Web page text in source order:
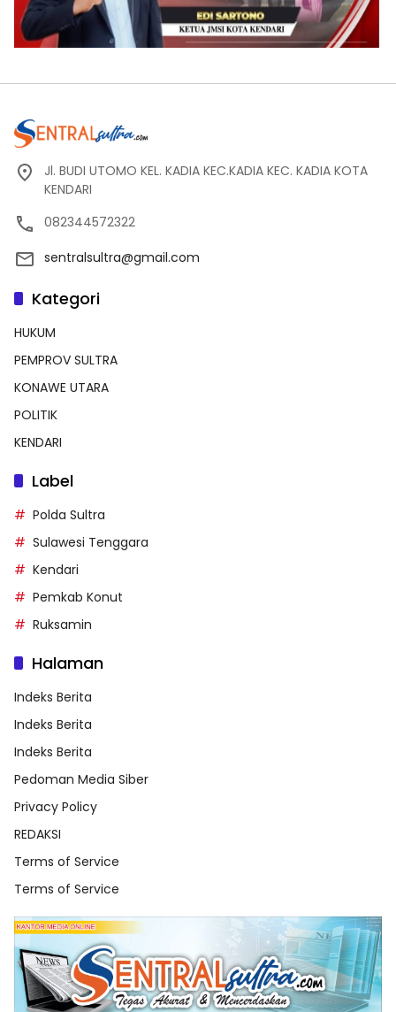
Jl. BUDI UTOMO KEL. KADIA KEC.KADIA KEC. KADIA KOTA
KENDARI
082344572322
sentralsultra@gmail.com
Kategori
HUKUM
PEMPROV SULTRA
KONAWE UTARA
POLITIK
KENDARI
Label
Polda Sultra
Sulawesi Tenggara
Kendari
Pemkab Konut
Ruksamin
Halaman
Indeks Berita
Indeks Berita
Indeks Berita
Pedoman Media Siber
Privacy Policy
REDAKSI
Terms of Service
Terms of Service